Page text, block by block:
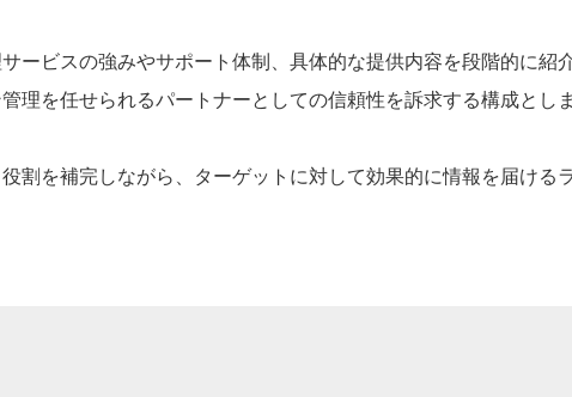
ービスの強みやサポート体制、具体的な提供内容を段階的に紹介
理を任せられるパートナーとしての信頼性を訴求する構成としま
割を補完しながら、ターゲットに対して効果的に情報を届ける